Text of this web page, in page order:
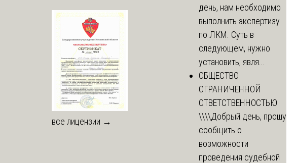
все лицензии →
день, нам необходимо
выполнить экспертизу
по ЛКМ. Суть в
следующем, нужно
установить, явля...
ОБЩЕСТВО
ОГРАНИЧЕННОЙ
ОТВЕТСТВЕННОСТЬЮ
\\\\Добрый день, прошу
сообщить о
возможности
проведения судебной